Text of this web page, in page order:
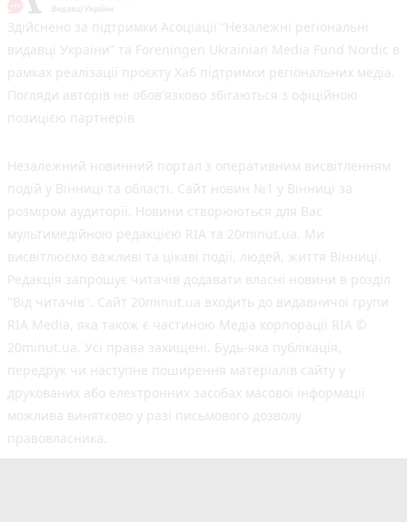
Здійснено за підтримки Асоціації “Незалежні регіональні
видавці України” та Foreningen Ukrainian Media Fund Nordic в
рамках реалізації проєкту Хаб підтримки регіональних медіа.
Погляди авторів не обов'язково збігаються з офіційною
позицією партнерів
Незалежний новинний портал з оперативним висвітленням
подій у Вінниці та області. Сайт новин №1 у Вінниці за
розміром аудиторії. Новини створюються для Вас
мультимедійною редакцією RIA та 20minut.ua. Ми
висвітлюємо важливі та цікаві події, людей, життя Вінниці.
Редакція запрошує читачів додавати власні новини в розділ
"Від читачів". Сайт 20minut.ua входить до видавничої групи
RIA Media, яка також є частиною Медіа корпорації RIA ©
20minut.ua. Усі права захищені. Будь-яка публiкацiя,
передрук чи наступне поширення матеріалів сайту у
друкованих або електронних засобах масової інформації
можлива винятково у разі письмового дозволу
правовласника.